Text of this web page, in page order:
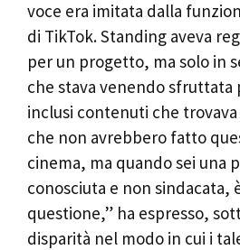
voce era imitata dalla
di TikTok. Standing aveva
per un progetto, ma solo in
che stava venendo sfruttata
inclusi contenuti che
che non avrebbero fatto
cinema, ma quando sei una
conosciuta e non sindacata,
questione,” ha espresso,
disparità nel modo in cui i